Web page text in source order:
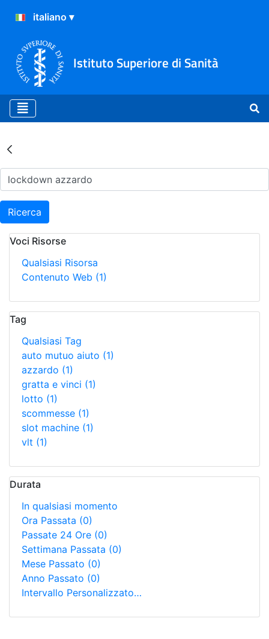
Istituto Superiore di Sanità
Risultati della Ricerca -
Ricerca
Voci Risorse
Qualsiasi Risorsa
Contenuto Web (1)
Tag
Qualsiasi Tag
auto mutuo aiuto (1)
azzardo (1)
gratta e vinci (1)
lotto (1)
scommesse (1)
slot machine (1)
vlt (1)
Durata
In qualsiasi momento
Ora Passata (0)
Passate 24 Ore (0)
Settimana Passata (0)
Mese Passato (0)
Anno Passato (0)
Intervallo Personalizzato…